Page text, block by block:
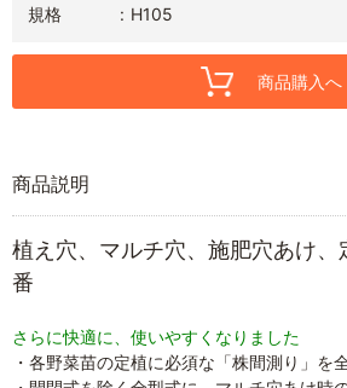
規格
H105
商品購入へ
商品説明
植え穴、マルチ穴、施肥穴あけ、
番
さらに快適に、使いやすくなりました
・各野菜苗の定植に必須な「株間測り」を